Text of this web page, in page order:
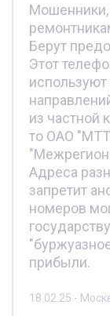
Берут
Этот
из частной
то ОАО
Адреса
запретит
номеров
прибыли.
18.02.25 -